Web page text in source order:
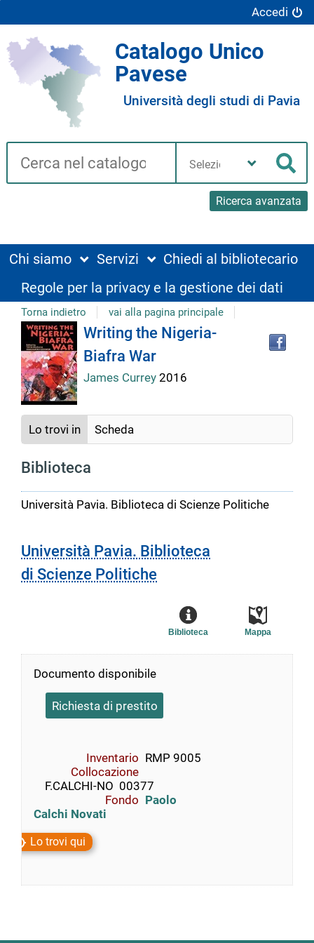
Accedi
Catalogo Unico
Pavese
Università degli studi di Pavia
Cerca su "Catalogo"
Ricerca avanzata
biblioteca
Chi siamo Servizi
Chiedi al bibliotecario
Regole per la privacy e la gestione dei dati
Torna indietro vai alla pagina principale
Dettaglio
del
documento
Writing the Nigeria-
Biafra War
James Currey 2016
Lo trovi in Scheda
Biblioteca
Università Pavia. Biblioteca di Scienze Politiche
Università Pavia. Biblioteca
di Scienze Politiche
Mappa
Biblioteca
Documento disponibile
Richiesta di prestito
Inventario RMP 9005
Collocazione
    F.CALCHI-NO  00377
Fondo Paolo
Calchi Novati
Lo trovi qui